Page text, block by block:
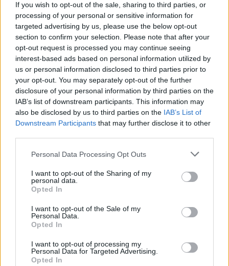
If you wish to opt-out of the sale, sharing to third parties, or
processing of your personal or sensitive information for
targeted advertising by us, please use the below opt-out
section to confirm your selection. Please note that after your
opt-out request is processed you may continue seeing
interest-based ads based on personal information utilized by
us or personal information disclosed to third parties prior to
your opt-out. You may separately opt-out of the further
disclosure of your personal information by third parties on the
IAB’s list of downstream participants. This information may
also be disclosed by us to third parties on the IAB’s List of
Downstream Participants that may further disclose it to other
Personal Data Processing Opt Outs
I want to opt-out of the Sharing of my
personal data.
Opted In
I want to opt-out of the Sale of my
Personal Data.
Opted In
I want to opt-out of processing my
Personal Data for Targeted Advertising.
Opted In
Page de téléchargement
https://www.petit-fichier.fr/2017/05/02/cours-8-aspect-non-
medicaux-de-la-coordination/
Copier
Partager le fichier Cours 8
Aspect non médicaux de la
coordination.docx sur le Web et
les réseaux sociaux:
Télécharger le fichier Cours 8 As
pect non médicaux de la coordi
nation.docx